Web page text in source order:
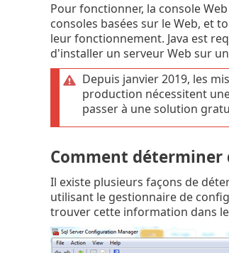
Pour fonctionner, la console Web
consoles basées sur le Web, et
leur fonctionnement. Java est
d'installer un serveur Web sur
Depuis janvier 2019, les
production nécessitent
passer à une solution
Comment déterminer
Il existe plusieurs façons de
utilisant le gestionnaire de
trouver cette information dans